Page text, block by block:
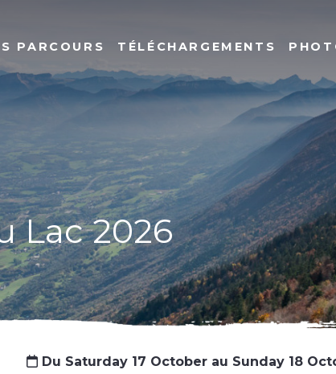
PARCOURS TÉLÉCHARGEMENTS
Lac 2026
Du Saturday 17 October au Sunday 18